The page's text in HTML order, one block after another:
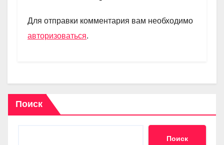
m p
p
a
и
Для отправки комментария вам необходимо
авторизоваться.
Поиск
Поиск